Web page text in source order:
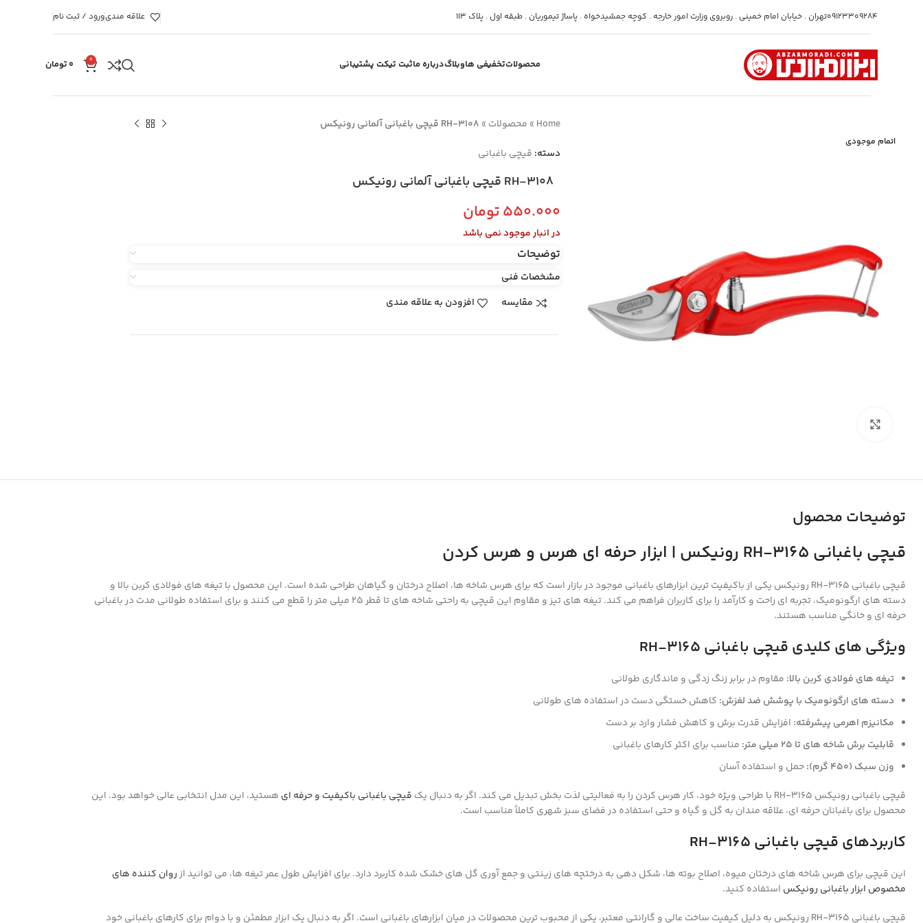
09123309284تهران . خیابان امام خمینی . روبروی وزارت امور خارجه . کوچه جمشیدخواه . پاساژ تیموریان . طبقه اول . پلاک 113 علاقه مندیورود / ثبت نام
محصولاتتخفیفی هاوبلاگدرباره ماثبت تیکت پشتیبانی 0 ۰ تومان
اتمام موجودی
Home
» محصولات » RH-3108 قیچی باغبانی آلمانی رونیکس
دسته: قیچی باغبانی
RH-3108 قیچی باغبانی آلمانی رونیکس
۵۵۰.۰۰۰تومان
در انبار موجود نمی باشد
توضیحات
مشخصات فنی
مقایسه
افزودن به علاقه مندی
توضیحات محصول
قیچی باغبانی RH-3165 رونیکس | ابزار حرفه ای هرس و هرس کردن
قیچی باغبانی RH-3165 رونیکس یکی از باکیفیت ترین ابزارهای باغبانی موجود در بازار است که برای هرس شاخه ها، اصلاح درختان و گیاهان طراحی شده است. این محصول با تیغه های فولادی کربن بالا و
دسته های ارگونومیک، تجربه ای راحت و کارآمد را برای کاربران فراهم می کند. تیغه های تیز و مقاوم این قیچی به راحتی شاخه های تا قطر 25 میلی متر را قطع می کنند و برای استفاده طولانی مدت در باغبانی
حرفه ای و خانگی مناسب هستند.
ویژگی های کلیدی قیچی باغبانی RH-3165
تیغه های فولادی کربن بالا: مقاوم در برابر زنگ زدگی و ماندگاری طولانی
دسته های ارگونومیک با پوشش ضد لغزش: کاهش خستگی دست در استفاده های طولانی
مکانیزم اهرمی پیشرفته: افزایش قدرت برش و کاهش فشار وارد بر دست
قابلیت برش شاخه های تا 25 میلی متر:
مناسب برای اکثر کارهای باغبانی
وزن سبک (450 گرم):
حمل و استفاده آسان
قیچی باغبانی رونیکس RH-3165 با طراحی ویژه خود، کار هرس کردن را به فعالیتی لذت بخش تبدیل می کند. اگر به دنبال یک
قیچی باغبانی باکیفیت و حرفه ای هستید، این مدل انتخابی عالی خواهد بود. این
محصول برای باغبانان حرفه ای، علاقه مندان به گل و گیاه و حتی استفاده در فضای سبز شهری کاملاً مناسب است.
کاربردهای قیچی باغبانی RH-3165
این قیچی برای هرس شاخه های درختان میوه، اصلاح بوته ها، شکل دهی به درختچه های زینتی و جمع آوری گل های خشک شده کاربرد دارد. برای افزایش طول عمر تیغه ها، می توانید ازروان کننده های
مخصوص ابزار باغبانی رونیکس استفاده کنید.
قیچی باغبانی RH-3165 رونیکس به دلیل کیفیت ساخت عالی و گارانتی معتبر، یکی از محبوب ترین محصولات در میان ابزارهای باغبانی است. اگر به دنبال یک ابزار مطمئن و با دوام برای کارهای باغبانی خود